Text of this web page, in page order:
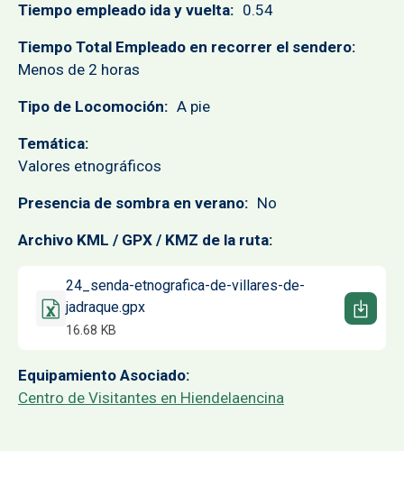
Tiempo empleado ida y vuelta 0.54
Tiempo Total Empleado en recorrer el sendero
Menos de 2 horas
Tipo de Locomoción A pie
Temática
Valores etnográficos
Presencia de sombra en verano No
Archivo KML / GPX / KMZ de la ruta
Documento
24_senda-etnografica-de-villares-de-
jadraque.gpx
16.68 KB
Equipamiento Asociado
Centro de Visitantes en Hiendelaencina